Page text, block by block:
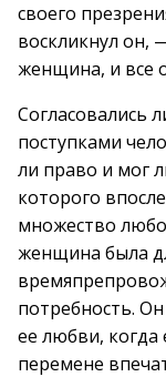
своего
воскликнул он,
женщина, и все
Согласовались
поступками
ли право и мог
которого
множество
женщина была
потребность.
ее любви, когда
перемене